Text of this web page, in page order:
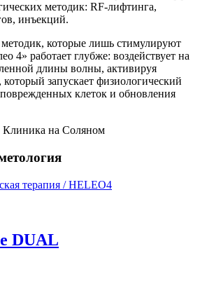
методик: RF-лифтинга,
инъекций.
которые лишь стимулируют
4» работает глубже: воздействует на
длины волны, активируя
запускает физиологический
клеток и обновления
Клиника на Соляном
терапия / HELEO4
DUAL